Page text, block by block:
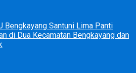
Bengkayang Santuni Lima Panti
di Dua Kecamatan Bengkayang dan